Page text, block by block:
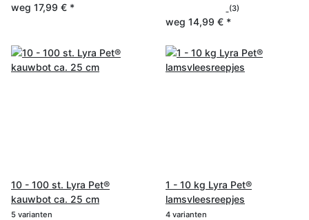
weg 17,99 € *
(3)
weg 14,99 € *
10 - 100 st. Lyra Pet®
kauwbot ca. 25 cm
5 varianten
1 - 10 kg Lyra Pet®
lamsvleesreepjes
4 varianten